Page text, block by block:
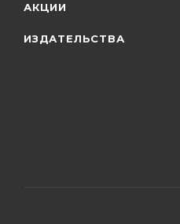
АКЦИИ
ИЗДАТЕЛЬСТВА